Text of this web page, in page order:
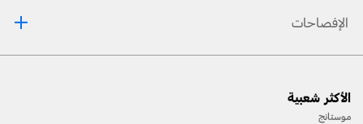
الإفصاحات
المسارات، واستخدام معدات السلامة المناسبة.
الأكثر شعبية
موستانج